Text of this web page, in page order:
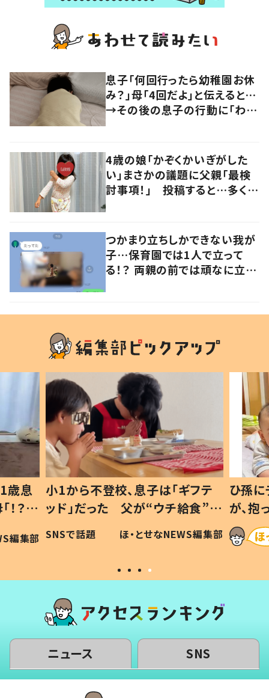
息子「何回行ったら幼稚園お休
み？」母「4回だよ」と伝えると…
→その後の息子の行動に「わか
4歳の娘「かぞくかいぎがした
い」まさかの議題に父親「最検
討事項！」 投稿すると…多くの
つかまり立ちしかできない我が
子…保育園では1人で立って
る！？ 両親の前では頑なに立た
歳息
？」
編集部
小1から不登校、息子は「ギフテ
ッド」だった 父が“ウチ給食”を
作り続ける理由とは #令和の親
#令和の子
SNSで話題 ほ・とせなNEWS編集部
ひ孫
が、
「涙が
い」
ニュース SNS